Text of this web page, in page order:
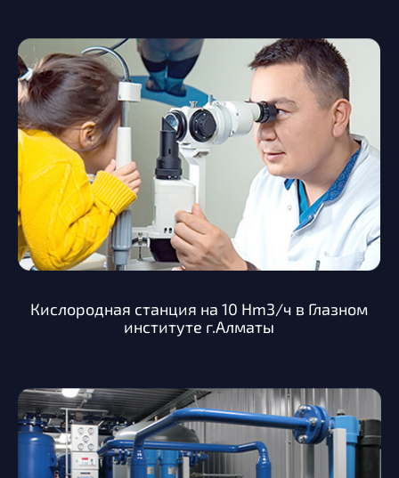
Кислородная станция на 10 Hm3/ч в Глазном
институте г.Алматы